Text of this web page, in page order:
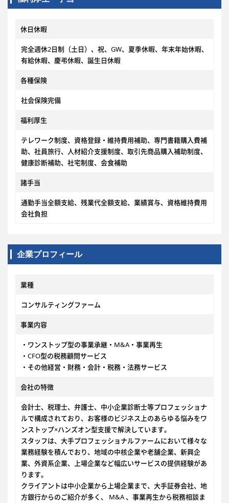
休日休暇
完全週休2日制（土日）、祝、GW、夏季休暇、年末年始休暇、
有給休暇、慶弔休暇、誕生日休暇
各種保険
社会保険完備
福利厚生
テレワーク制度、資格登録・維持費用補助、専門書籍購入費補
助、社員旅行、人材紹介支援制度、取引先商品購入補助制度、
健康診断補助、社宅制度、会食補助
諸手当
通勤手当全額支給、残業代全額支給、業績賞与、資格維持費用
会社負担
企業プロフィール
業種
コンサルティングファーム
事業内容
・ワンストップ型の事業承継・M&A・事業再生
・CFO型の税務顧問サービス
・その他経営・財務・会計・税務・法務サービス
会社の特徴
会計士、税理士、弁護士、中小企業診断士等プロフェッショナ
ルで構成されており、お客様のビジネス上のあらゆる悩みをワ
ンストップ×ハンズオン型支援で解決しています。
スタッフは、大手プロフェッショナルファームにおいて様々な
業務経験を積んでおり、地域の中核企業や老舗企業、新興企
業、外資系企業、上場企業など幅広いサービスの提供経験があ
ります。
クライアントは中小企業から上場企業まで、大手証券会社、地
方銀行からのご紹介が多く、 M&A 、事業再生から税務相談ま